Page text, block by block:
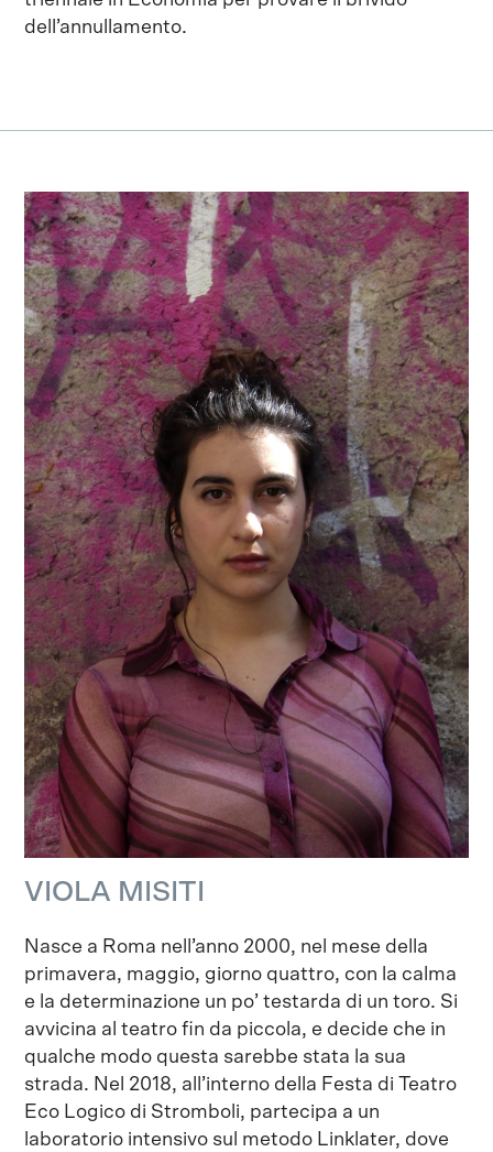
dell’annullamento.
VIOLA MISITI
Nasce a Roma nell’anno 2000, nel mese della
primavera, maggio, giorno quattro, con la calma
e la determinazione un po’ testarda di un toro. Si
avvicina al teatro fin da piccola, e decide che in
qualche modo questa sarebbe stata la sua
strada. Nel 2018, all’interno della Festa di Teatro
Eco Logico di Stromboli, partecipa a un
laboratorio intensivo sul metodo Linklater, dove